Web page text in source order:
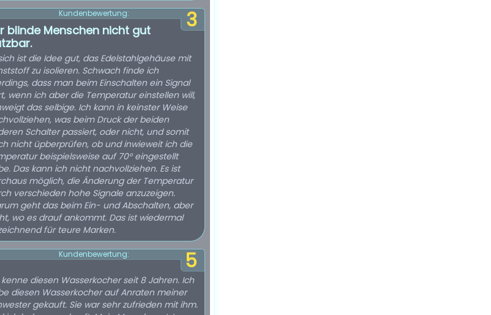
3
Kundenbewertung:
blinde Menschen nicht gut
ist die Idee gut, das Edelstahlgehäuse mit
zu isolieren. Schwach finde ich
dass man beim Einschalten ein Signal
wenn ich aber die Temperatur einstellen will,
das selbige. Ich kann in keinster Weise
was beim Druck der beiden
Schalter passiert, oder nicht, und somit
nicht üpberprüfen, ob und inwieweit ich die
beispielsweise auf 70° eingestellt
Das kann ich nicht nachvollziehen. Es ist
möglich, die Änderung der Temperatur
verschieden hohe Signale anzuzeigen.
geht das beim Ein- und Abschalten, aber
wo es drauf ankommt. Das ist wiedermal
für teure Marken.
5
Kundenbewertung:
kenne diesen Wasserkocher seit 8 Jahren. Ich
diesen Wasserkocher auf Anraten meiner
gekauft. Sie war sehr zufrieden mit ihm.